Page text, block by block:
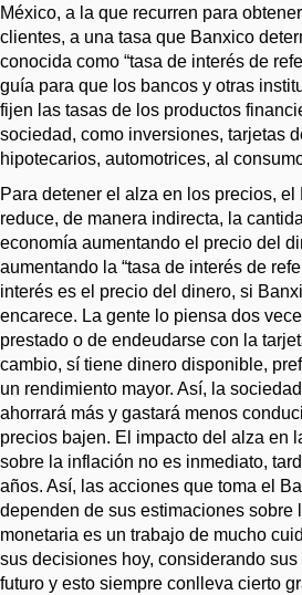
México, a la que recurren para
clientes, a una tasa que Banxico
conocida como “tasa de interés de
guía para que los bancos y otras
fijen las tasas de los productos
sociedad, como inversiones, tarjetas
hipotecarios, automotrices, al
Para detener el alza en los precios,
reduce, de manera indirecta, la
economía aumentando el precio del
aumentando la “tasa de interés de
interés es el precio del dinero, si
encarece. La gente lo piensa dos
prestado o de endeudarse con la
cambio, sí tiene dinero disponible,
un rendimiento mayor. Así, la
ahorrará más y gastará menos
precios bajen. El impacto del alza en
sobre la inflación no es inmediato,
años. Así, las acciones que toma el
dependen de sus estimaciones sobre
monetaria es un trabajo de mucho
sus decisiones hoy, considerando sus
futuro y esto siempre conlleva cierto